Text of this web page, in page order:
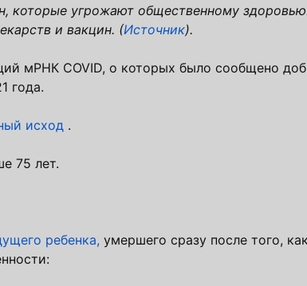
которые угрожают общественному
и вакцин. (Источник).
мРНК COVID, о которых было сообщено
года.
исход .
75 лет.
ребенка, умершего сразу после того,